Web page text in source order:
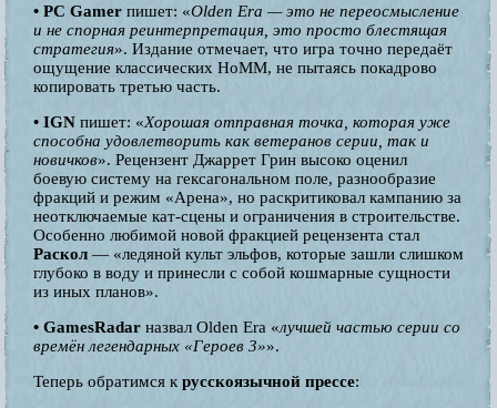
• PC Gamer пишет: «Olden Era — это не переосмысление
и не спорная реинтерпретация, это просто блестящая
стратегия». Издание отмечает, что игра точно передаёт
ощущение классических HoMM, не пытаясь покадрово
копировать третью часть.
• IGN пишет: «Хорошая отправная точка, которая уже
способна удовлетворить как ветеранов серии, так и
новичков». Рецензент Джаррет Грин высоко оценил
боевую систему на гексагональном поле, разнообразие
фракций и режим «Арена», но раскритиковал кампанию за
неотключаемые кат-сцены и ограничения в строительстве.
Особенно любимой новой фракцией рецензента стал
Раскол — «ледяной культ эльфов, которые зашли слишком
глубоко в воду и принесли с собой кошмарные сущности
из иных планов».
• GamesRadar назвал Olden Era «лучшей частью серии со
времён легендарных «Героев 3»».
Теперь обратимся к русскоязычной прессе: